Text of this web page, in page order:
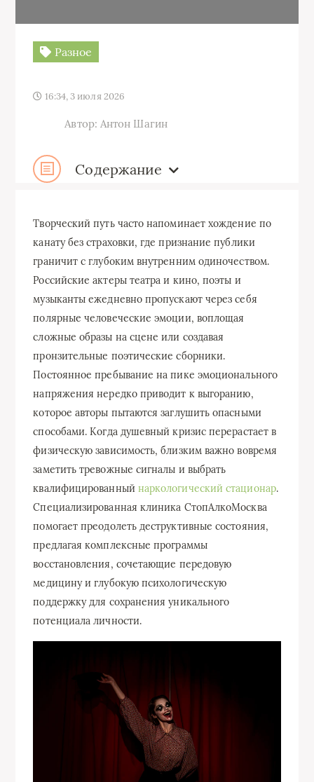
Разное
16:34, 3 июля 2026
Автор: Антон Шагин
Содержание
Творческий путь часто напоминает хождение по
канату без страховки, где признание публики
граничит с глубоким внутренним одиночеством.
Российские актеры театра и кино, поэты и
музыканты ежедневно пропускают через себя
полярные человеческие эмоции, воплощая
сложные образы на сцене или создавая
пронзительные поэтические сборники.
Постоянное пребывание на пике эмоционального
напряжения нередко приводит к выгоранию,
которое авторы пытаются заглушить опасными
способами. Когда душевный кризис перерастает в
физическую зависимость, близким важно вовремя
заметить тревожные сигналы и выбрать
квалифицированный наркологический стационар.
Специализированная клиника СтопАлкоМосква
помогает преодолеть деструктивные состояния,
предлагая комплексные программы
восстановления, сочетающие передовую
медицину и глубокую психологическую
поддержку для сохранения уникального
потенциала личности.